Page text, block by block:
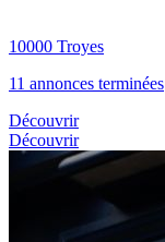
10000 Troyes
11 annonces terminées
Découvrir
Découvrir